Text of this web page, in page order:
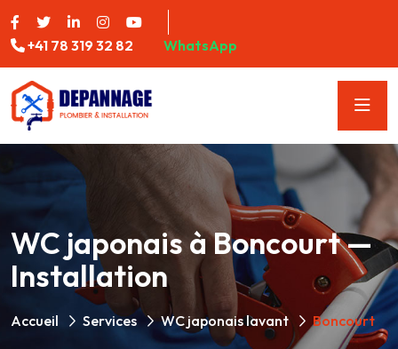
+41 78 319 32 82 WhatsApp
WC japonais à Boncourt —
Installation
Accueil Services WC japonais lavant Boncourt